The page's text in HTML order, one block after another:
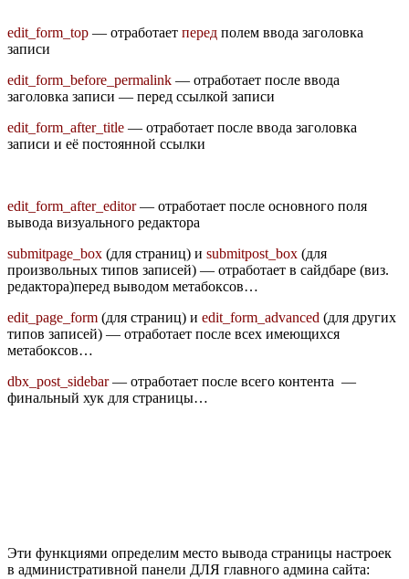
edit_form_top — отработает перед полем ввода заголовка
записи
edit_form_before_permalink — отработает после ввода
заголовка записи — перед ссылкой записи
edit_form_after_title — отработает после ввода заголовка
записи и её постоянной ссылки
edit_form_after_editor— отработает после основного поля
вывода визуального редактора
submitpage_box (для страниц) и submitpost_box (для
произвольных типов записей) — отработает в сайдбаре (виз.
редактора)перед выводом метабоксов…
edit_page_form (для страниц) и edit_form_advanced (для других
типов записей) — отработает после всех имеющихся
метабоксов…
dbx_post_sidebar— отработает после всего контента —
финальный хук для страницы…
Эти функциями определим место вывода страницы настроек
в административной панели ДЛЯ главного админа сайта: